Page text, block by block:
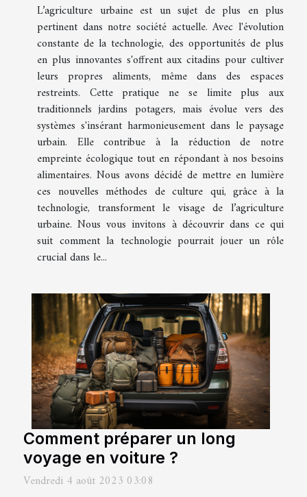
L’agriculture urbaine est un sujet de plus en plus
pertinent dans notre société actuelle. Avec l'évolution
constante de la technologie, des opportunités de plus
en plus innovantes s'offrent aux citadins pour cultiver
leurs propres aliments, même dans des espaces
restreints. Cette pratique ne se limite plus aux
traditionnels jardins potagers, mais évolue vers des
systèmes s'insérant harmonieusement dans le paysage
urbain. Elle contribue à la réduction de notre
empreinte écologique tout en répondant à nos besoins
alimentaires. Nous avons décidé de mettre en lumière
ces nouvelles méthodes de culture qui, grâce à la
technologie, transforment le visage de l’agriculture
urbaine. Nous vous invitons à découvrir dans ce qui
suit comment la technologie pourrait jouer un rôle
crucial dans le...
Comment préparer un long
voyage en voiture ?
Vendredi 4 août 2023 03:08